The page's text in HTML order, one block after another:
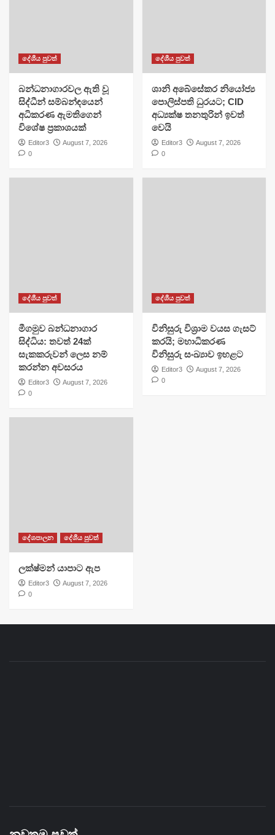
දේශීය පුවත්
බන්ධනාගාරවල ඇති වූ
සිද්ධීන් සම්බන්ඳයෙන්
අධිකරණ ඇමතිගෙන්
විශේෂ ප්‍රකාශයක්
Editor3
August 7, 2026
0
දේශීය පුවත්
ශානි අබේසේකර නියෝජ්‍ය
පොලිස්පති ධුරයට; CID
අධ්‍යක්ෂ තනතුරින් ඉවත්
වෙයි
Editor3
August 7, 2026
0
දේශීය පුවත්
මීගමුව බන්ධනාගාර
සිද්ධිය: තවත් 24ක්
සැකකරුවන් ලෙස නම්
කරන්න අවසරය
Editor3
August 7, 2026
0
දේශීය පුවත්
විනිසුරු විශ්‍රාම වයස ගැසට්
කරයි; මහාධිකරණ
විනිසුරු සංඛ්‍යාව ඉහළට
Editor3
August 7, 2026
0
දේශපාලන දේශීය පුවත්
ලක්ෂ්මන් යාපාට ඇප
Editor3
August 7, 2026
0